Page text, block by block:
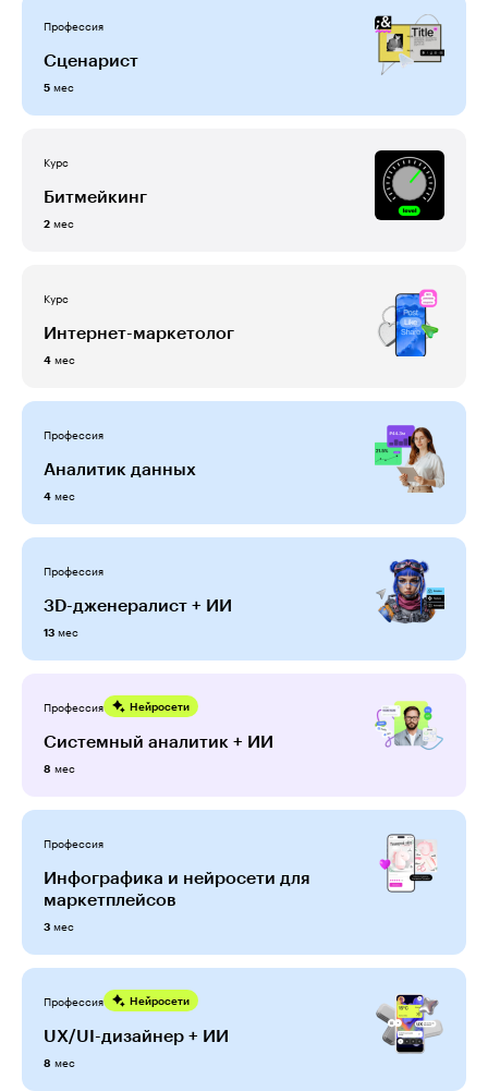
Профессия
Сценарист
5 мес
Курс
Битмейкинг
2 мес
Курс
Интернет-маркетолог
4 мес
Профессия
Аналитик данных
4 мес
Профессия
3D-дженералист + ИИ
13 мес
Профессия Нейросети
Системный аналитик + ИИ
8 мес
Профессия
Инфографика и нейросети для
маркетплейсов
3 мес
Профессия Нейросети
UX/UI-дизайнер + ИИ
8 мес